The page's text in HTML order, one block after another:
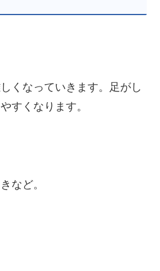
くなっていきます。足がし
すくなります。
など。